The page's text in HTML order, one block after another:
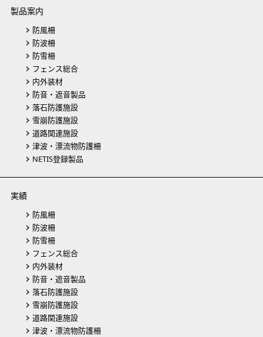
製品案内
防風柵
防波柵
防雪柵
フェンス総合
内外装材
防音・遮音製品
落石防護施設
雪崩防護施設
道路関連施設
津波・漂流物防護柵
NETIS登録製品
実績
防風柵
防波柵
防雪柵
フェンス総合
内外装材
防音・遮音製品
落石防護施設
雪崩防護施設
道路関連施設
津波・漂流物防護柵